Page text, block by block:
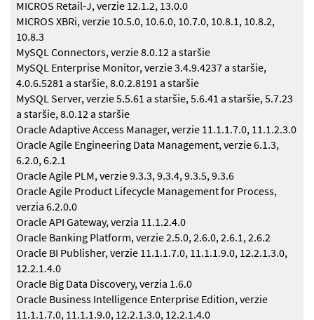
MICROS Retail-J, verzie 12.1.2, 13.0.0
MICROS XBRi, verzie 10.5.0, 10.6.0, 10.7.0, 10.8.1, 10.8.2,
10.8.3
MySQL Connectors, verzie 8.0.12 a staršie
MySQL Enterprise Monitor, verzie 3.4.9.4237 a staršie,
4.0.6.5281 a staršie, 8.0.2.8191 a staršie
MySQL Server, verzie 5.5.61 a staršie, 5.6.41 a staršie, 5.7.23
a staršie, 8.0.12 a staršie
Oracle Adaptive Access Manager, verzie 11.1.1.7.0, 11.1.2.3.0
Oracle Agile Engineering Data Management, verzie 6.1.3,
6.2.0, 6.2.1
Oracle Agile PLM, verzie 9.3.3, 9.3.4, 9.3.5, 9.3.6
Oracle Agile Product Lifecycle Management for Process,
verzia 6.2.0.0
Oracle API Gateway, verzia 11.1.2.4.0
Oracle Banking Platform, verzie 2.5.0, 2.6.0, 2.6.1, 2.6.2
Oracle BI Publisher, verzie 11.1.1.7.0, 11.1.1.9.0, 12.2.1.3.0,
12.2.1.4.0
Oracle Big Data Discovery, verzia 1.6.0
Oracle Business Intelligence Enterprise Edition, verzie
11.1.1.7.0, 11.1.1.9.0, 12.2.1.3.0, 12.2.1.4.0